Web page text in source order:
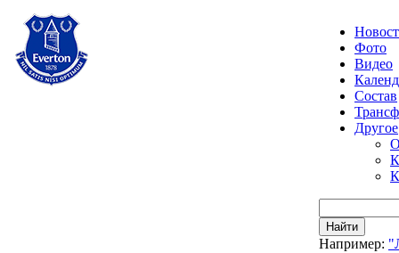
Фото
Видео
Состав
Другое
Найти
Например: